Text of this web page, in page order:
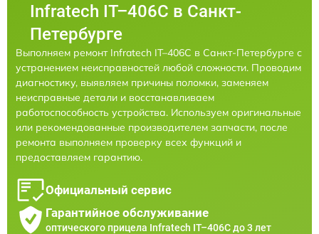
Infratech IT–406С в Санкт-
Петербурге
Выполняем ремонт Infratech IT–406С в Санкт-Петербурге с
устранением неисправностей любой сложности. Проводим
диагностику, выявляем причины поломки, заменяем
неисправные детали и восстанавливаем
работоспособность устройства. Используем оригинальные
или рекомендованные производителем запчасти, после
ремонта выполняем проверку всех функций и
предоставляем гарантию.
Официальный сервис
Гарантийное обслуживание
оптического прицела Infratech IT–406С до 3 лет